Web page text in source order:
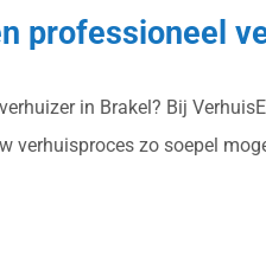
professioneel
in Brakel? Bij
verhuisproces zo soepel